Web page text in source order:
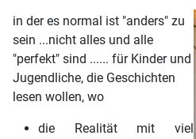
in der es normal ist "anders" zu
sein ...nicht alles und alle
"perfekt" sind ...... für Kinder und
Jugendliche, die Geschichten
lesen wollen, wo
die Realität mit viel